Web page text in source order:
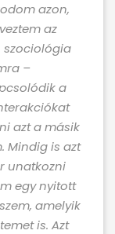
azon,
az
szociológia
–
a
azt a másik
Mindig is azt
unatkozni
egy nyitott
amelyik
is. Azt